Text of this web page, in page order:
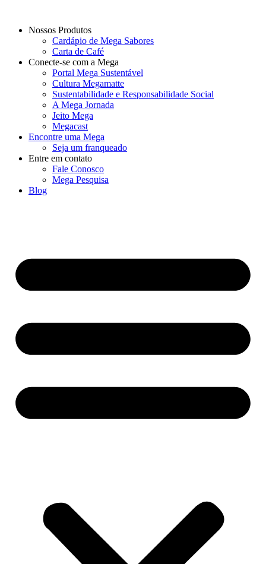
Nossos Produtos
Cardápio de Mega Sabores
Carta de Café
Conecte-se com a Mega
Portal Mega Sustentável
Cultura Megamatte
Sustentabilidade e Responsabilidade Social
A Mega Jornada
Jeito Mega
Megacast
Encontre uma Mega
Seja um franqueado
Entre em contato
Fale Conosco
Mega Pesquisa
Blog